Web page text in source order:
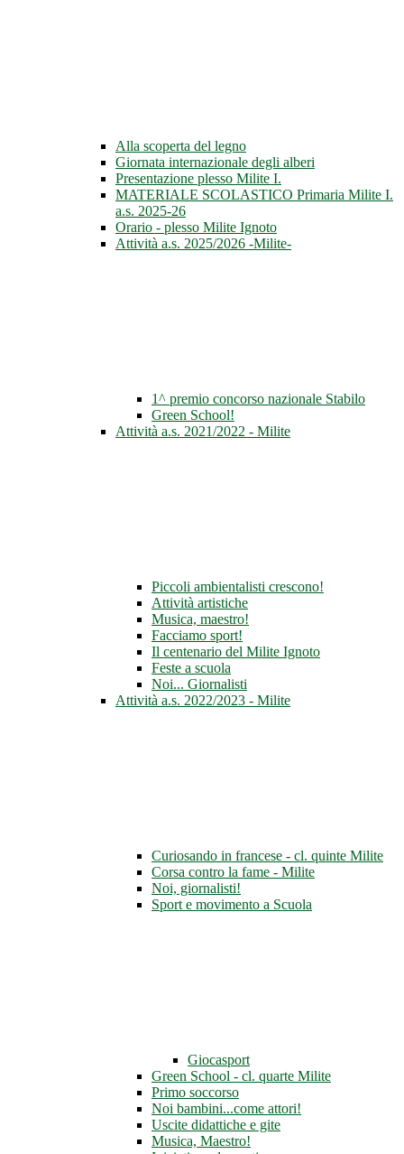
Alla scoperta del legno
Giornata internazionale degli alberi
Presentazione plesso Milite I.
MATERIALE SCOLASTICO Primaria Milite I.
a.s. 2025-26
Orario - plesso Milite Ignoto
Attività a.s. 2025/2026 -Milite-
1^ premio concorso nazionale Stabilo
Green School!
Attività a.s. 2021/2022 - Milite
Piccoli ambientalisti crescono!
Attività artistiche
Musica, maestro!
Facciamo sport!
Il centenario del Milite Ignoto
Feste a scuola
Noi... Giornalisti
Attività a.s. 2022/2023 - Milite
Curiosando in francese - cl. quinte Milite
Corsa contro la fame - Milite
Noi, giornalisti!
Sport e movimento a Scuola
Giocasport
Green School - cl. quarte Milite
Primo soccorso
Noi bambini...come attori!
Uscite didattiche e gite
Musica, Maestro!